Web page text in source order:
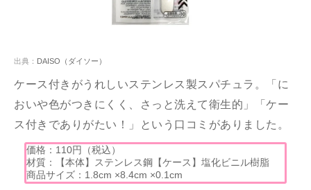
出典： DAISO（ダイソー）
ケース付きがうれしいステンレス製スパチュラ。「に
おいや色がつきにくく、さっと洗えて衛生的」「ケー
ス付きでありがたい！」という口コミがありました。
価格：110円（税込）
材質：【本体】ステンレス鋼【ケース】塩化ビニル樹脂
商品サイズ：1.8cm ×8.4cm ×0.1cm